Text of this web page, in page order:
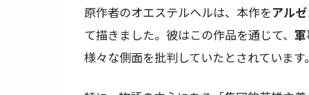
原作者のオエステルヘルは、本作をアル
て描きました。彼はこの作品を通じて、
様々な側面を批判していたとされています